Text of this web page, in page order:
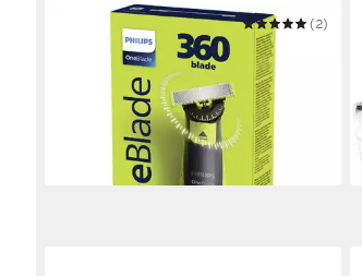
Gesichtshaarrasierer OneBlade 360 -
QP2724/23
(2)
29,69 €
in 2-3 Werktagen bei dir